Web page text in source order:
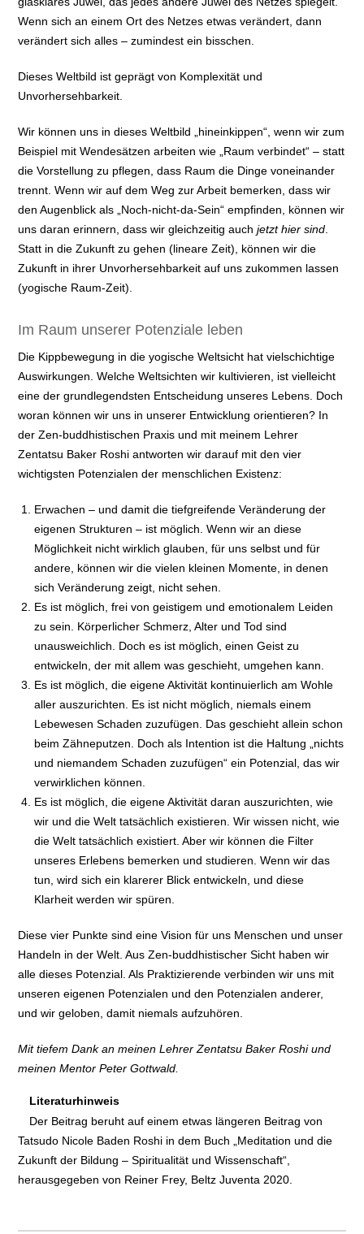
Wenn sich an einem Ort des Netzes etwas verändert, dann
verändert sich alles – zumindest ein bisschen.
Dieses Weltbild ist geprägt von Komplexität und
Unvorhersehbarkeit.
Wir können uns in dieses Weltbild „hineinkippen“, wenn wir zum
Beispiel mit Wendesätzen arbeiten wie „Raum verbindet“ – statt
die Vorstellung zu pflegen, dass Raum die Dinge voneinander
trennt. Wenn wir auf dem Weg zur Arbeit bemerken, dass wir
den Augenblick als „Noch-nicht-da-Sein“ empfinden, können wir
uns daran erinnern, dass wir gleichzeitig auchjetzt hier sind.
Statt in die Zukunft zu gehen (lineare Zeit), können wir die
Zukunft in ihrer Unvorhersehbarkeit auf uns zukommen lassen
(yogische Raum-Zeit).
Im Raum unserer Potenziale leben
Die Kippbewegung in die yogische Weltsicht hat vielschichtige
Auswirkungen. Welche Weltsichten wir kultivieren, ist vielleicht
eine der grundlegendsten Entscheidung unseres Lebens. Doch
woran können wir uns in unserer Entwicklung orientieren? In
der Zen-buddhistischen Praxis und mit meinem Lehrer
Zentatsu Baker Roshi antworten wir darauf mit den vier
wichtigsten Potenzialen der menschlichen Existenz:
Erwachen – und damit die tiefgreifende Veränderung der
eigenen Strukturen – ist möglich. Wenn wir an diese
Möglichkeit nicht wirklich glauben, für uns selbst und für
andere, können wir die vielen kleinen Momente, in denen
sich Veränderung zeigt, nicht sehen.
Es ist möglich, frei von geistigem und emotionalem Leiden
zu sein. Körperlicher Schmerz, Alter und Tod sind
unausweichlich. Doch es ist möglich, einen Geist zu
entwickeln, der mit allem was geschieht, umgehen kann.
Es ist möglich, die eigene Aktivität kontinuierlich am Wohle
aller auszurichten. Es ist nicht möglich, niemals einem
Lebewesen Schaden zuzufügen. Das geschieht allein schon
beim Zähneputzen. Doch als Intention ist die Haltung „nichts
und niemandem Schaden zuzufügen“ ein Potenzial, das wir
verwirklichen können.
Es ist möglich, die eigene Aktivität daran auszurichten, wie
wir und die Welt tatsächlich existieren. Wir wissen nicht, wie
die Welt tatsächlich existiert. Aber wir können die Filter
unseres Erlebens bemerken und studieren. Wenn wir das
tun, wird sich ein klarerer Blick entwickeln, und diese
Klarheit werden wir spüren.
Diese vier Punkte sind eine Vision für uns Menschen und unser
Handeln in der Welt. Aus Zen-buddhistischer Sicht haben wir
alle dieses Potenzial. Als Praktizierende verbinden wir uns mit
unseren eigenen Potenzialen und den Potenzialen anderer,
und wir geloben, damit niemals aufzuhören.
Mit tiefem Dank an meinen Lehrer Zentatsu Baker Roshi und
meinen Mentor Peter Gottwald.
Literaturhinweis
Der Beitrag beruht auf einem etwas längeren Beitrag von
Tatsudo Nicole Baden Roshi in dem Buch „Meditation und die
Zukunft der Bildung – Spiritualität und Wissenschaft“,
herausgegeben von Reiner Frey, Beltz Juventa 2020.